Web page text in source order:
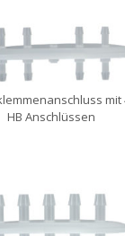
mit
HB Anschlüssen